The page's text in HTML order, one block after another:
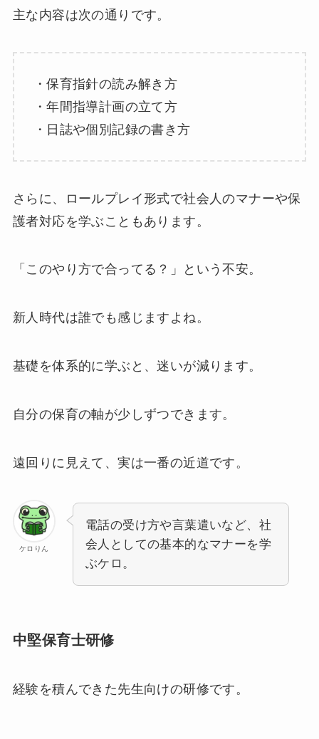
主な内容は次の通りです。
・保育指針の読み解き方
・年間指導計画の立て方
・日誌や個別記録の書き方
さらに、ロールプレイ形式で社会人のマナーや保
護者対応を学ぶこともあります。
「このやり方で合ってる？」という不安。
新人時代は誰でも感じますよね。
基礎を体系的に学ぶと、迷いが減ります。
自分の保育の軸が少しずつできます。
遠回りに見えて、実は一番の近道です。
ケロりん
電話の受け方や言葉遣いなど、社
会人としての基本的なマナーを学
ぶケロ。
中堅保育士研修
経験を積んできた先生向けの研修です。